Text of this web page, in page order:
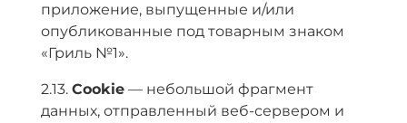
приложение, выпущенные и/или
опубликованные под товарным знаком
«Гриль №1».
2.13. Cookie — небольшой фрагмент
данных, отправленный веб-сервером и